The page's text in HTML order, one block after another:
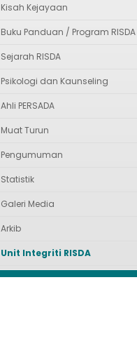
Kisah Kejayaan
Buku Panduan / Program RISDA
Sejarah RISDA
Psikologi dan Kaunseling
Ahli PERSADA
Muat Turun
Pengumuman
Statistik
Galeri Media
Arkib
Unit Integriti RISDA